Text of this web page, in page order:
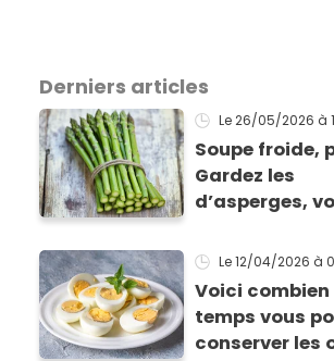
Derniers articles
Le 26/05/2026 à
Soupe froide,
Gardez les
d’asperges,
!
Le 12/04/2026 à
Voici combien
temps vous
conserver les